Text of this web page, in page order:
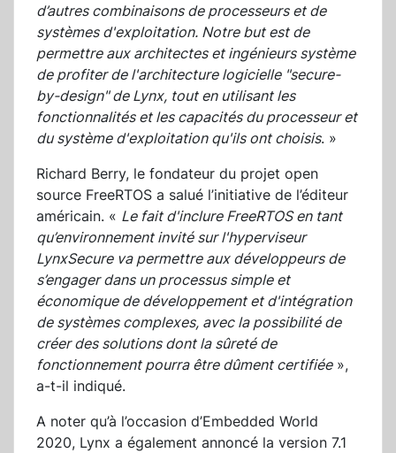
d’autres combinaisons de processeurs et de
systèmes d'exploitation. Notre but est de
permettre aux architectes et ingénieurs système
de profiter de l'architecture logicielle "secure-
by-design" de Lynx, tout en utilisant les
fonctionnalités et les capacités du processeur et
du système d'exploitation qu'ils ont choisis. »
Richard Berry, le fondateur du projet open
source FreeRTOS a salué l’initiative de l’éditeur
américain. « Le fait d'inclure FreeRTOS en tant
qu’environnement invité sur l'hyperviseur
LynxSecure va permettre aux développeurs de
s’engager dans un processus simple et
économique de développement et d'intégration
de systèmes complexes, avec la possibilité de
créer des solutions dont la sûreté de
fonctionnement pourra être dûment certifiée»,
a-t-il indiqué.
A noter qu’à l’occasion d’Embedded World
2020, Lynx a également annoncé la version 7.1